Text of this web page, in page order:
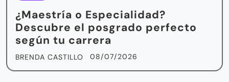
¿Maestría o Especialidad?
Descubre el posgrado perfecto
según tu carrera
BRENDA CASTILLO 08/07/2026